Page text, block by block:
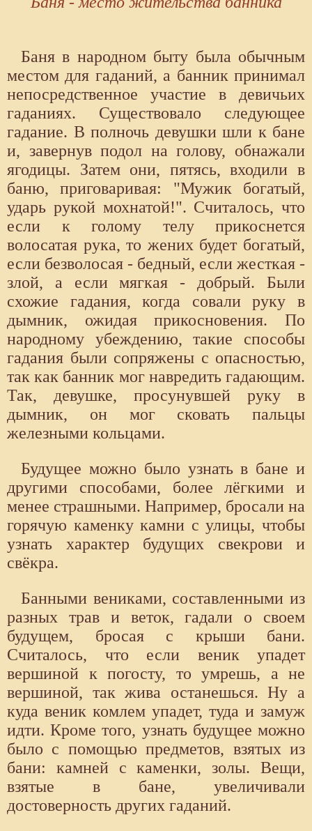
Баня в народном быту была обычным
местом для гаданий, а банник принимал
непосредственное участие в девичьих
гаданиях. Существовало следующее
гадание. В полночь девушки шли к бане
и, завернув подол на голову, обнажали
ягодицы. Затем они, пятясь, входили в
баню, приговаривая: "Мужик богатый,
ударь рукой мохнатой!". Считалось, что
если к голому телу прикоснется
волосатая рука, то жених будет богатый,
если безволосая - бедный, если жесткая -
злой, а если мягкая - добрый. Были
схожие гадания, когда совали руку в
дымник, ожидая прикосновения. По
народному убеждению, такие способы
гадания были сопряжены с опасностью,
так как банник мог навредить гадающим.
Так, девушке, просунувшей руку в
дымник, он мог сковать пальцы
железными кольцами.
Будущее можно было узнать в бане и
другими способами, более лёгкими и
менее страшными. Например, бросали на
горячую каменку камни с улицы, чтобы
узнать характер будущих свекрови и
свёкра.
Банными вениками, составленными из
разных трав и веток, гадали о своем
будущем, бросая с крыши бани.
Считалось, что если веник упадет
вершиной к погосту, то умрешь, а не
вершиной, так жива останешься. Ну а
куда веник комлем упадет, туда и замуж
идти. Кроме того, узнать будущее можно
было с помощью предметов, взятых из
бани: камней с каменки, золы. Вещи,
взятые в бане, увеличивали
достоверность других гаданий.